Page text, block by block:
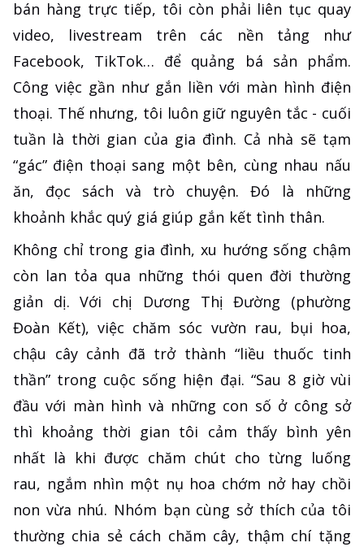
bán hàng trực tiếp, tôi còn phải liên tục quay
video, livestream trên các nền tảng như
Facebook, TikTok… để quảng bá sản phẩm.
Công việc gần như gắn liền với màn hình điện
thoại. Thế nhưng, tôi luôn giữ nguyên tắc - cuối
tuần là thời gian của gia đình. Cả nhà sẽ tạm
“gác” điện thoại sang một bên, cùng nhau nấu
ăn, đọc sách và trò chuyện. Đó là những
khoảnh khắc quý giá giúp gắn kết tình thân.
Không chỉ trong gia đình, xu hướng sống chậm
còn lan tỏa qua những thói quen đời thường
giản dị. Với chị Dương Thị Đường (phường
Đoàn Kết), việc chăm sóc vườn rau, bụi hoa,
chậu cây cảnh đã trở thành “liều thuốc tinh
thần” trong cuộc sống hiện đại. “Sau 8 giờ vùi
đầu với màn hình và những con số ở công sở
thì khoảng thời gian tôi cảm thấy bình yên
nhất là khi được chăm chút cho từng luống
rau, ngắm nhìn một nụ hoa chớm nở hay chồi
non vừa nhú. Nhóm bạn cùng sở thích của tôi
thường chia sẻ cách chăm cây, thậm chí tặng